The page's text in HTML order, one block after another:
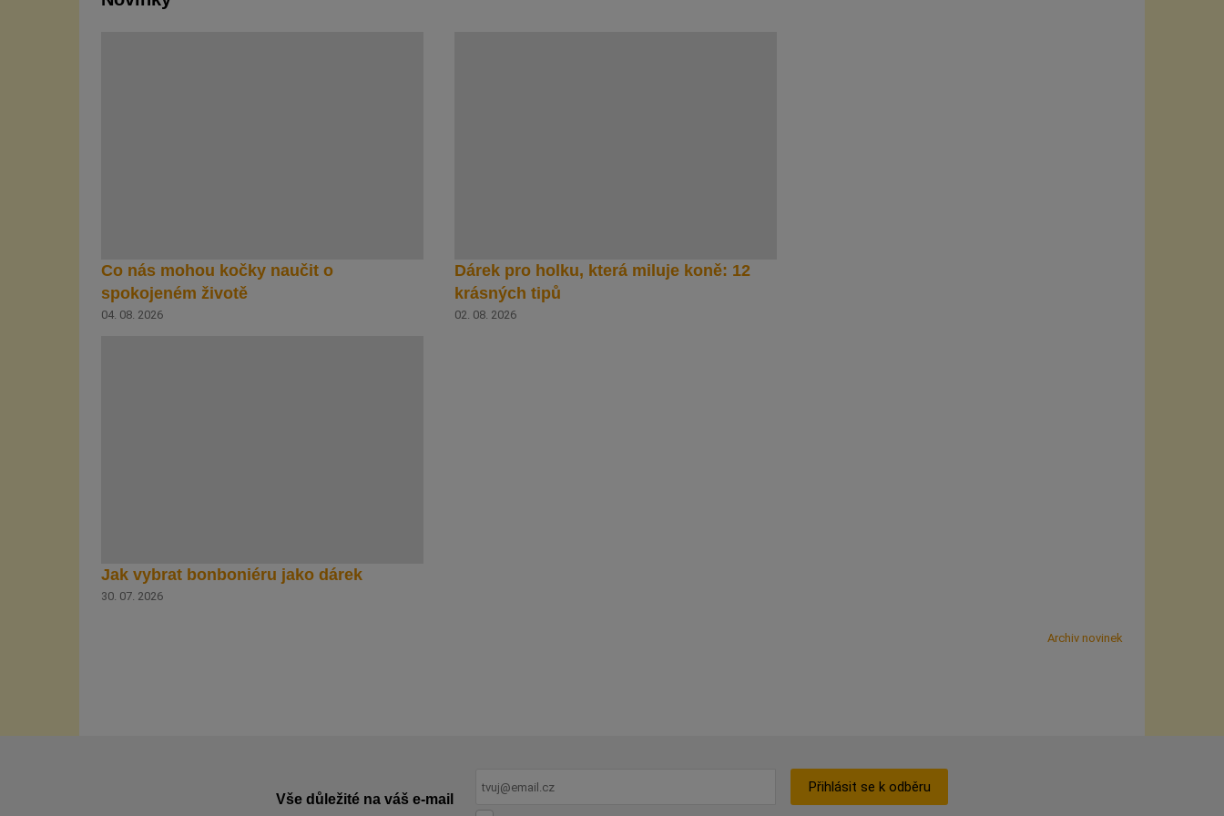
Co nás mohou kočky naučit o
spokojeném životě
04. 08. 2026
Dárek pro holku, která miluje koně: 12
krásných tipů
02. 08. 2026
Jak vybrat bonboniéru jako dárek
30. 07. 2026
Archiv novinek
Vše důležité na váš e-mail
Přihlásit se k odběru